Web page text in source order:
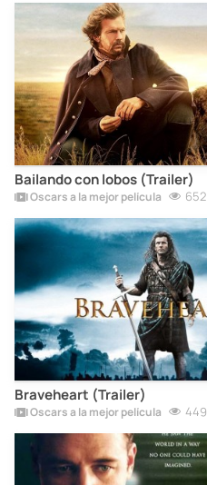
Bailando con lobos (Trailer)
Oscars a la mejor película 652
Braveheart (Trailer)
Oscars a la mejor película 449